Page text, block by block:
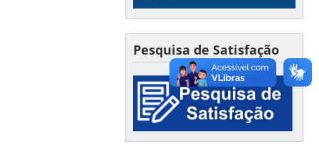
Pesquisa de Satisfação